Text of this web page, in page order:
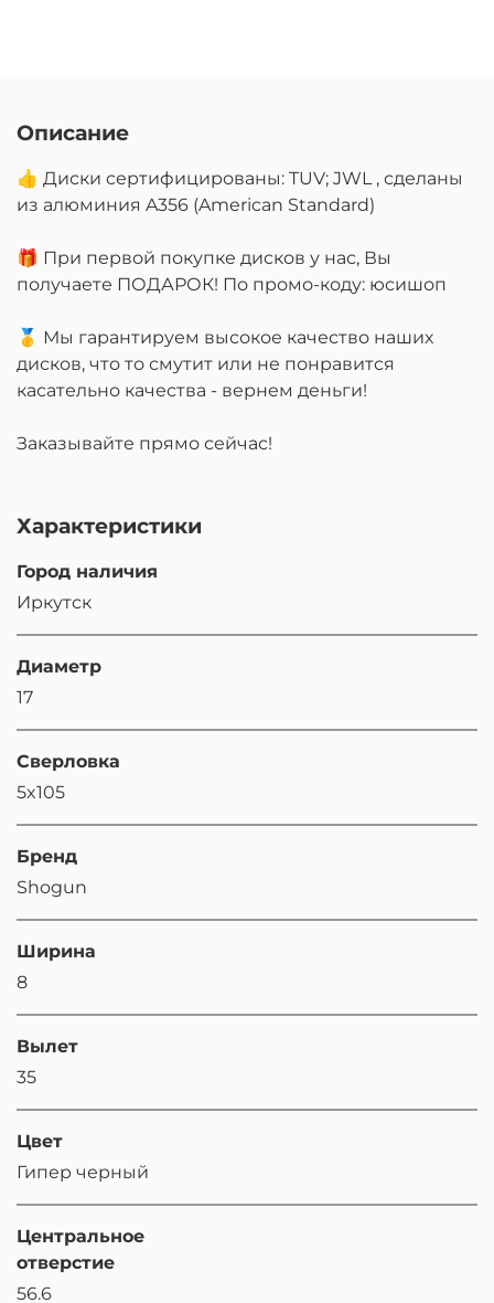
Описание
👍 Диски сертифицированы: TUV; JWL , сделаны
из алюминия A356 (American Standard)
🎁 При первой покупке дисков у нас, Вы
получаете ПОДАРОК! По промо-коду: юсишоп
🥇 Мы гарантируем высокое качество наших
дисков, что то смутит или не понравится
касательно качества - вернем деньги!
Заказывайте прямо сейчас!
Характеристики
Город наличия
Иркутск
Диаметр
17
Сверловка
5x105
Бренд
Shogun
Ширина
8
Вылет
35
Цвет
Гипер черный
Центральное
отверстие
56.6